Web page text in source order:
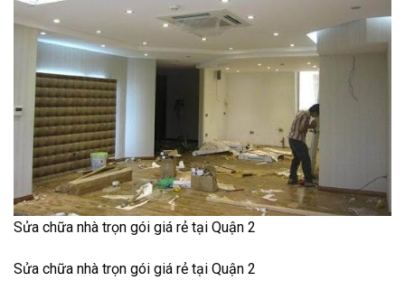
Sửa chữa nhà trọn gói giá rẻ tại Quận 2
Sửa chữa nhà trọn gói giá rẻ tại Quận 2